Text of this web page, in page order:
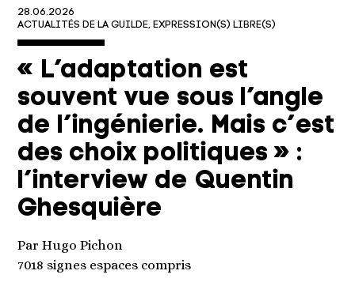
28.06.2026
ACTUALITÉS DE LA GUILDE EXPRESSION(S) LIBRE(S)
« L’adaptation est
souvent vue sous l’angle
de l’ingénierie. Mais c’est
des choix politiques » :
l’interview de Quentin
Ghesquière
Par Hugo Pichon
7018 signes espaces compris